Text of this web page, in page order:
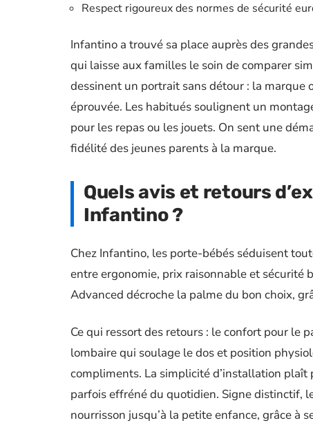
Respect rigoureux des normes de sécurité
Infantino a trouvé sa place auprès des
qui laisse aux familles le soin de comparer
dessinent un portrait sans détour : la
éprouvée. Les habitués soulignent un
pour les repas ou les jouets. On sent une
fidélité des jeunes parents à la marque.
Quels avis et retours
Infantino ?
Chez Infantino, les porte-bébés séduisent
entre ergonomie, prix raisonnable et sécurité
Advanced décroche la palme du bon choix,
Ce qui ressort des retours : le confort pour le
lombaire qui soulage le dos et position
compliments. La simplicité d’installation
parfois effréné du quotidien. Signe distinctif,
nourrisson jusqu’à la petite enfance, grâce à